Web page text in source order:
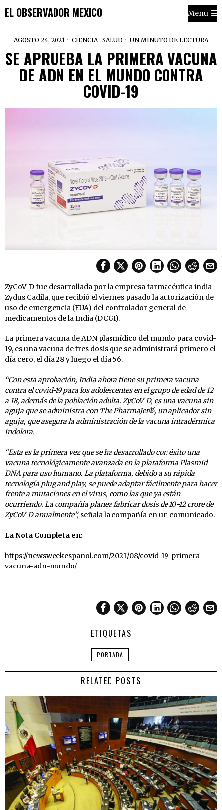
EL OBSERVADOR MEXICO Menu
AGOSTO 24, 2021 CIENCIA · SALUD UN MINUTO DE LECTURA
SE APRUEBA LA PRIMERA VACUNA
DE ADN EN EL MUNDO CONTRA
COVID-19
ZyCoV-D fue desarrollada por la empresa farmacéutica india
Zydus Cadila, que recibió el viernes pasado la autorización de
uso de emergencia (EUA) del controlador general de
medicamentos de la India (DCGI).
La primera vacuna de ADN plasmídico del mundo para covid-
19, es una vacuna de tres dosis que se administrará primero el
día cero, el día 28 y luego el día 56.
“Con esta aprobación, India ahora tiene su primera vacuna
contra el covid-19 para los adolescentes en el grupo de edad de 12
a 18, además de la población adulta. ZyCoV-D, es una vacuna sin
aguja que se administra con The PharmaJet®, un aplicador sin
aguja, que asegura la administración de la vacuna intradérmica
indolora.
“Esta es la primera vez que se ha desarrollado con éxito una
vacuna tecnológicamente avanzada en la plataforma Plasmid
DNA para uso humano. La plataforma, debido a su rápida
tecnología plug and play, se puede adaptar fácilmente para hacer
frente a mutaciones en el virus, como las que ya están
ocurriendo. La compañía planea fabricar dosis de 10-12 crore de
ZyCoV-D anualmente”, señala la compañía en un comunicado.
La Nota Completa en:
https://newsweekespanol.com/2021/08/covid-19-primera-
vacuna-adn-mundo/
ETIQUETAS
PORTADA
RELATED POSTS